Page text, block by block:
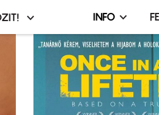
Infó,
menü
INFO